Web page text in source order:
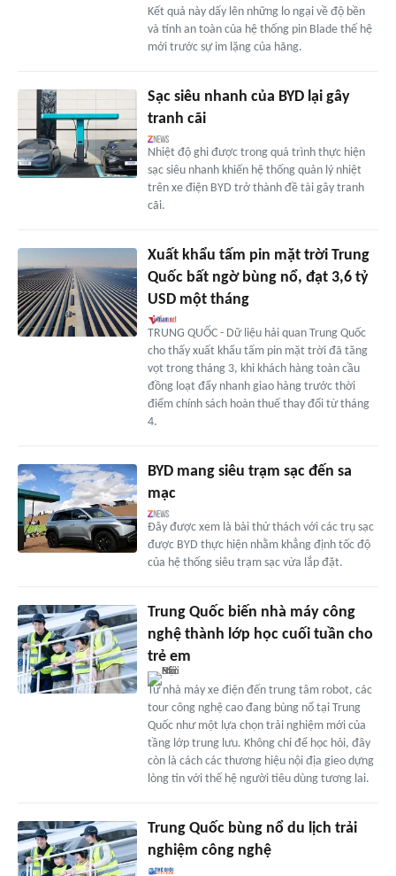
Kết quả này dấy lên những lo ngại về độ bền
và tính an toàn của hệ thống pin Blade thế hệ
mới trước sự im lặng của hãng.
Sạc siêu nhanh của BYD lại gây
tranh cãi
Nhiệt độ ghi được trong quá trình thực hiện
sạc siêu nhanh khiến hệ thống quản lý nhiệt
trên xe điện BYD trở thành đề tài gây tranh
cãi.
Xuất khẩu tấm pin mặt trời Trung
Quốc bất ngờ bùng nổ, đạt 3,6 tỷ
USD một tháng
TRUNG QUỐC - Dữ liệu hải quan Trung Quốc
cho thấy xuất khẩu tấm pin mặt trời đã tăng
vọt trong tháng 3, khi khách hàng toàn cầu
đồng loạt đẩy nhanh giao hàng trước thời
điểm chính sách hoàn thuế thay đổi từ tháng
4.
BYD mang siêu trạm sạc đến sa
mạc
Đây được xem là bài thử thách với các trụ sạc
được BYD thực hiện nhằm khẳng định tốc độ
của hệ thống siêu trạm sạc vừa lắp đặt.
Trung Quốc biến nhà máy công
nghệ thành lớp học cuối tuần cho
trẻ em
Từ nhà máy xe điện đến trung tâm robot, các
tour công nghệ cao đang bùng nổ tại Trung
Quốc như một lựa chọn trải nghiệm mới của
tầng lớp trung lưu. Không chỉ để học hỏi, đây
còn là cách các thương hiệu nội địa gieo dựng
lòng tin với thế hệ người tiêu dùng tương lai.
Trung Quốc bùng nổ du lịch trải
nghiệm công nghệ